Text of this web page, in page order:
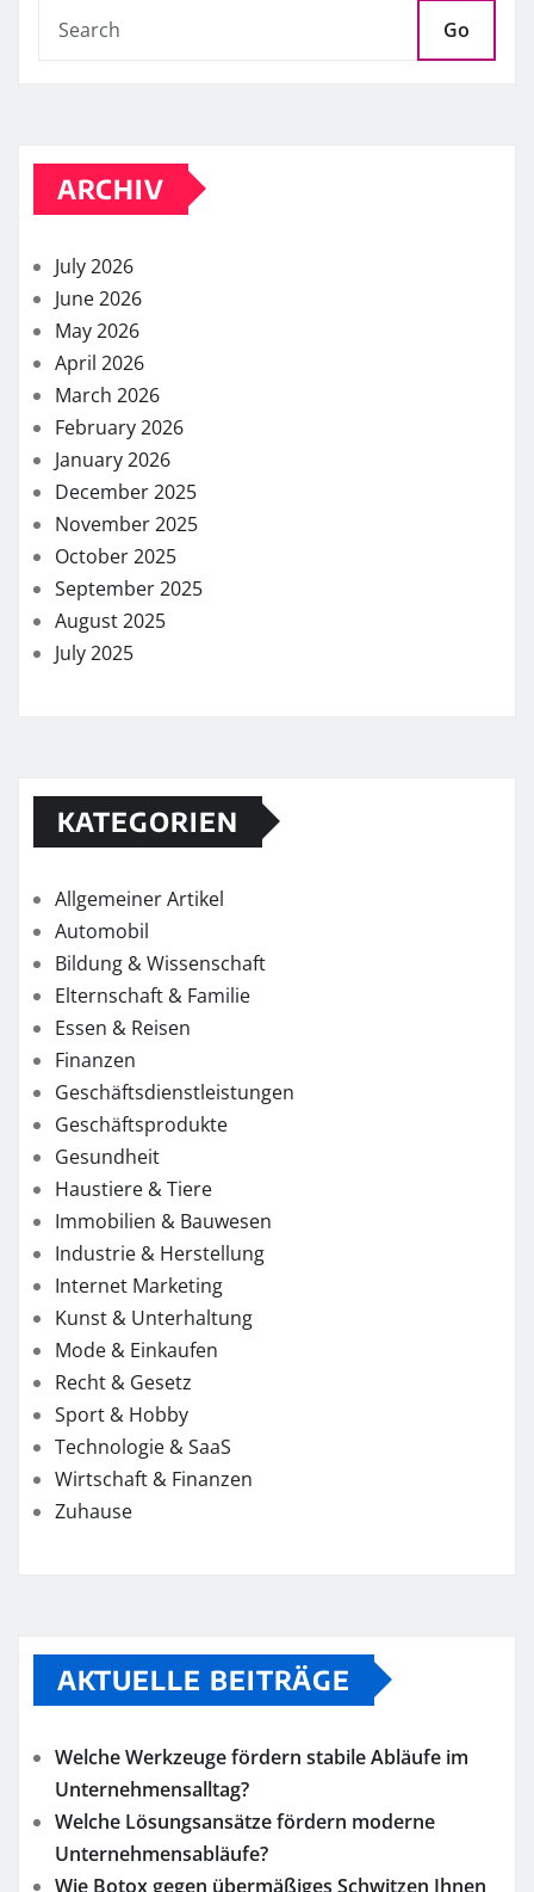
Go
ARCHIV
July 2026
June 2026
May 2026
April 2026
March 2026
February 2026
January 2026
December 2025
November 2025
October 2025
September 2025
August 2025
July 2025
KATEGORIEN
Allgemeiner Artikel
Automobil
Bildung & Wissenschaft
Elternschaft & Familie
Essen & Reisen
Finanzen
Geschäftsdienstleistungen
Geschäftsprodukte
Gesundheit
Haustiere & Tiere
Immobilien & Bauwesen
Industrie & Herstellung
Internet Marketing
Kunst & Unterhaltung
Mode & Einkaufen
Recht & Gesetz
Sport & Hobby
Technologie & SaaS
Wirtschaft & Finanzen
Zuhause
AKTUELLE BEITRÄGE
Welche Werkzeuge fördern stabile Abläufe im
Unternehmensalltag?
Welche Lösungsansätze fördern moderne
Unternehmensabläufe?
Wie Botox gegen übermäßiges Schwitzen Ihnen